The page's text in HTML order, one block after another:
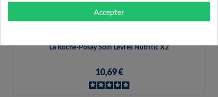
La Roche-Posay Soin Lèvres Nutritic X2
10,69 €
Accepter